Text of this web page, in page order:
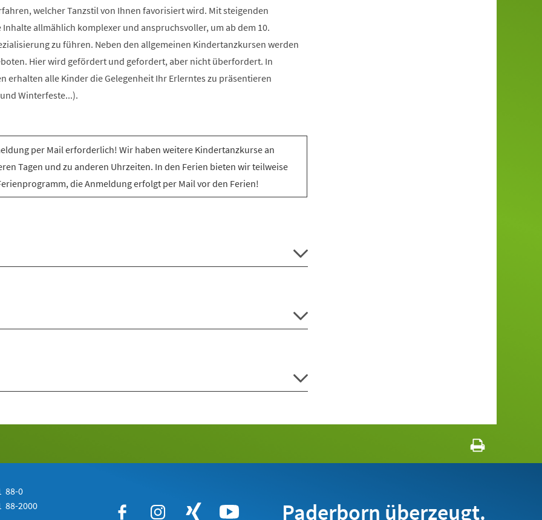
welcher Tanzstil von Ihnen favorisiert wird. Mit steigenden
allmählich komplexer und anspruchsvoller, um ab dem 10.
zu führen. Neben den allgemeinen Kindertanzkursen werden
Hier wird gefördert und gefordert, aber nicht überfordert. In
erhalten alle Kinder die Gelegenheit Ihr Erlerntes zu präsentieren
Winterfeste...).
per Mail erforderlich! Wir haben weitere Kindertanzkurse an
Tagen und zu anderen Uhrzeiten. In den Ferien bieten wir teilweise
die Anmeldung erfolgt per Mail vor den Ferien!
88-0
88-2000 Paderborn überzeugt.